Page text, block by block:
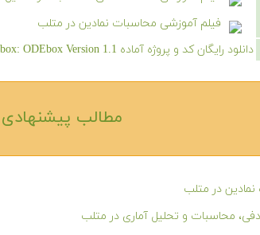
فیلم آموزشی محاسبات نمادین در متلب
دانلود رایگان کد و پروژه آماده Ordinary Differential Equation Toolbox: ODEbox Version 1.1 - کلیک کنید.
مطالب پیشنهادی‎
در متلب
محاسبات و تحلیل آماری در متلب